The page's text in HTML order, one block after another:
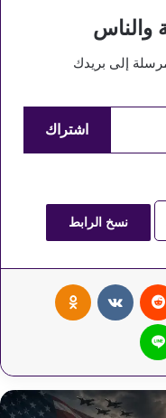
والناس
إلى بريدك
اشتراك
نسخ الرابط